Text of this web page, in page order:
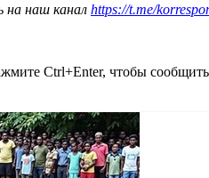
на наш канал https://t.me/
Ctrl+Enter, чтобы